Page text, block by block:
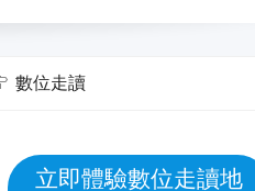
數位走讀
立即體驗數位走讀地